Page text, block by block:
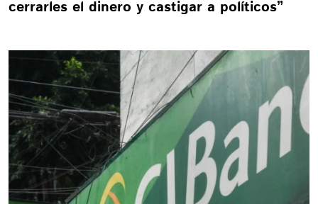
cerrarles el dinero y castigar a políticos”